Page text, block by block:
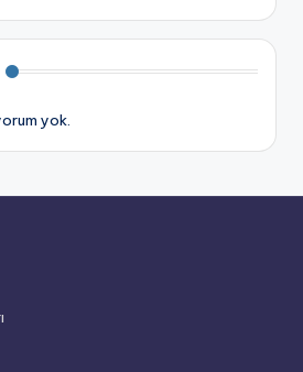
yok.